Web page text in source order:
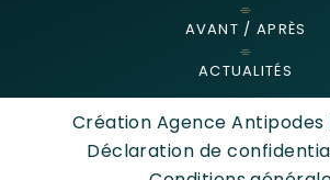
AVANT / APRÈS
ACTUALITÉS
Création Agence
Déclaration de